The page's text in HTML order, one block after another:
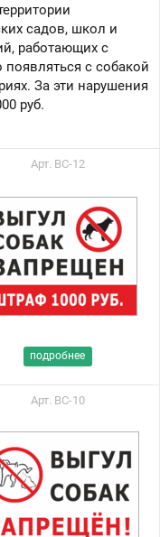
садов, школ и
работающих с
с собакой
За эти нарушения
руб.
Арт. ВС-12
подробнее
Арт. ВС-10